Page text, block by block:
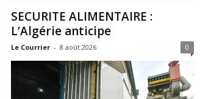
SECURITE ALIMENTAIRE :
L’Algérie anticipe
Le Courrier - 8 août 2026 0